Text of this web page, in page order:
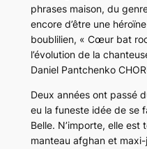
phrases maison, du
encore d’être une
boublilien, « Cœur bat
l’évolution de la
Daniel Pantchenko
Deux années ont passé
eu la funeste idée de se
Belle. N’importe, elle
manteau afghan et